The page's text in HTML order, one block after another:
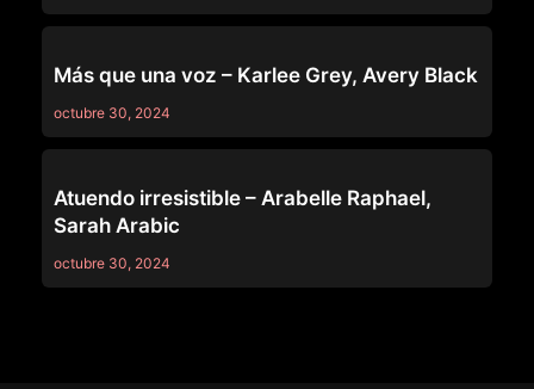
Más que una voz – Karlee Grey, Avery Black
octubre 30, 2024
Atuendo irresistible – Arabelle Raphael,
Sarah Arabic
octubre 30, 2024